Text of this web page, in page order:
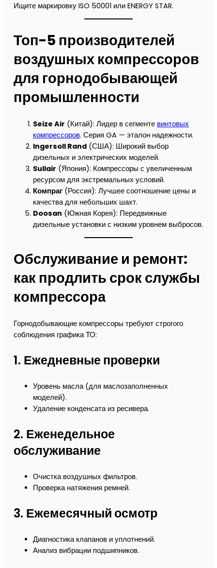
Ищите маркировку ISO 50001 или ENERGY STAR.
Топ-5 производителей
воздушных компрессоров
для горнодобывающей
промышленности
Seize Air (Китай): Лидер в сегменте винтовых
компрессоров. Серия GA — эталон надежности.
Ingersoll Rand (США): Широкий выбор
дизельных и электрических моделей.
Sullair (Япония): Компрессоры с увеличенным
ресурсом для экстремальных условий.
Компраг (Россия): Лучшее соотношение цены и
качества для небольших шахт.
Doosan (Южная Корея): Передвижные
дизельные установки с низким уровнем выбросов.
Обслуживание и ремонт:
как продлить срок службы
компрессора
Горнодобывающие компрессоры требуют строгого
соблюдения графика ТО:
1. Ежедневные проверки
Уровень масла (для маслозаполненных
моделей).
Удаление конденсата из ресивера.
2. Еженедельное
обслуживание
Очистка воздушных фильтров.
Проверка натяжения ремней.
3. Ежемесячный осмотр
Диагностика клапанов и уплотнений.
Анализ вибрации подшипников.